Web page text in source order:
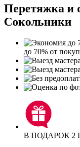
Перетяжка и
Сокольники
до 70% от
В ПОДАРОК